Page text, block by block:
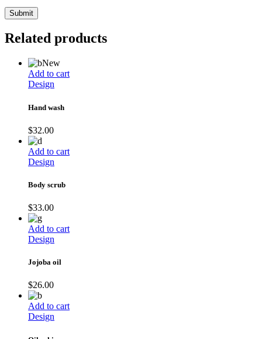
Submit
Related products
New
Add to cart
Design
Hand wash
$32.00
Add to cart
Design
Body scrub
$33.00
Add to cart
Design
Jojoba oil
$26.00
Add to cart
Design